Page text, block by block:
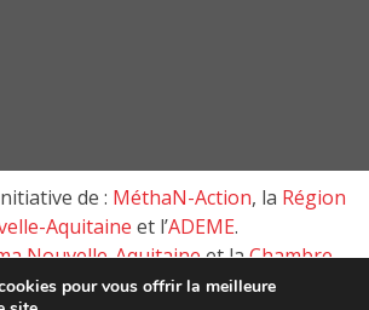
de : MéthaN-Action, la Région
Aquitaine et l’ADEME.
Nouvelle-Aquitaineet laChambre
de Nouvelle-Aquitaine
pour vous offrir la meilleure